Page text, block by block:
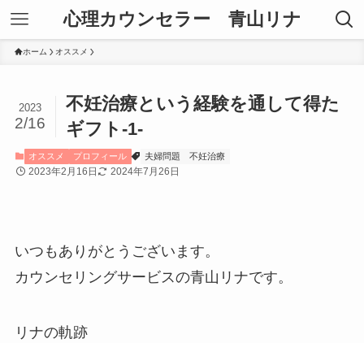
心理カウンセラー 青山リナ
ホーム オススメ
不妊治療という経験を通して得た
ギフト-1-
2023
2/16
オススメ プロフィール 夫婦問題 不妊治療
2023年2月16日 2024年7月26日
いつもありがとうございます。
カウンセリングサービスの青山リナです。
リナの軌跡